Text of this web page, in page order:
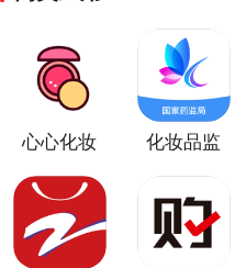
心心化妆
化妆品监